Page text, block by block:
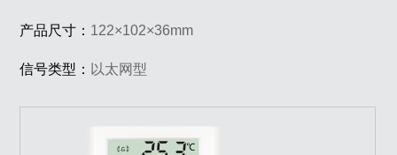
产品尺寸： 122×102×36mm
信号类型： 以太网型